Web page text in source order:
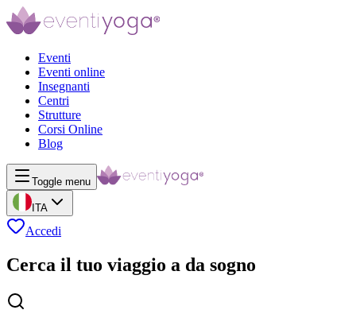
Eventi
Eventi online
Insegnanti
Centri
Strutture
Corsi Online
Blog
Toggle menu
ITA
Accedi
Cerca il tuo viaggio a da sogno